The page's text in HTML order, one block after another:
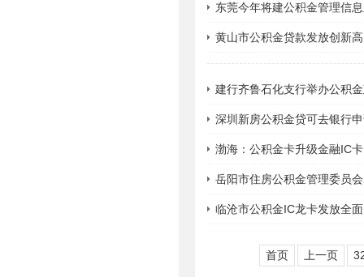
东莞今年将建公积金管理信
黄山市公积金贷款发放创新高
建行齐鲁石化支行举办公积
深圳新房公积金贷可去银行
渤海：公积金卡升级金融IC卡
岳阳市住房公积金管理委员
临沧市公积金IC龙卡发放全
首页 上一页